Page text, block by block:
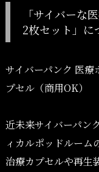
「サイバーな
2枚セット」に
サイバーパンク 医療
プセル（商用OK）
近未来サイバーパン
ィカルポッドルーム
治療カプセルや再生